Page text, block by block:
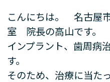
こんにちは。 名古屋
室 院長の高山です。
インプラント、歯周病
す。
そのため、治療に当た